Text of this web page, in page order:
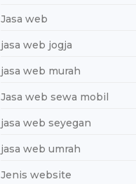
Jasa web
jasa web jogja
jasa web murah
Jasa web sewa mobil
jasa web seyegan
jasa web umrah
Jenis website